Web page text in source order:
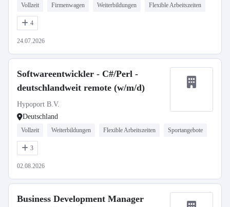
Vollzeit Firmenwagen Weiterbildungen Flexible Arbeitszeiten
4
24.07.2026
Softwareentwickler - C#/Perl -
deutschlandweit remote (w/m/d)
Hypoport B.V.
Deutschland
Vollzeit Weiterbildungen Flexible Arbeitszeiten Sportangebote
3
02.08.2026
Business Development Manager